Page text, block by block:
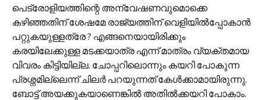
പെട്രോളിയത്തിന്റെ അന്വേഷണവുമൊക്കെ
കഴിഞ്ഞതിന് ശേഷമേ രാജ്യത്തിന് വെളിയില്‍പ്പോകാ‍ന്‍
പറ്റുകയുള്ളത്രേ ? എങ്ങനെയായിരിക്കും
കരയിലേക്കുള്ള മടക്കയാത്ര എന്ന് മാത്രം വ്യക്തമായ
വിവരം കിട്ടിയില്ല. ചോപ്പറിലൊന്നും കയറി പോകുന്ന
പ്രശ്നമില്ലെന്ന് ചിലര്‍ പറയുന്നത് കേള്‍ക്കാ‍മായിരുന്നു.
ബോട്ട് അയക്കുകയാണെങ്കില്‍ അതില്‍ക്കയറി പോകാം.